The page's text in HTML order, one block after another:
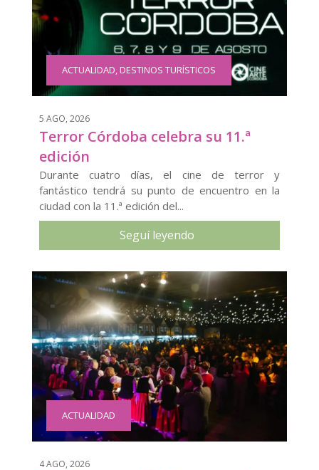
ACTUALIDAD,DESTINOS TURÍSTICOS
5 AGO, 2026
Terror Córdoba celebra su 11.ª
edición
Durante cuatro días, el cine de terror y
fantástico tendrá su punto de encuentro en la
ciudad con la 11.ª edición del...
Seguí leyendo
ACTUALIDAD
4 AGO, 2026